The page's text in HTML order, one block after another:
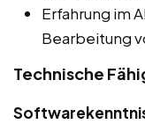
Erfahrung im
Bearbeitung
Technische